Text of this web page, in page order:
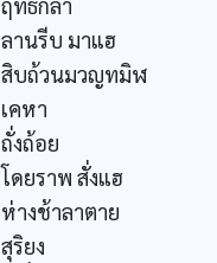
ลานรีบ มาแฮ
สิบถ้วนมวญทมิฬ
เคหา
ถั่งถ้อย
โดยราพ สั่งแฮ
ห่างช้าลาตาย
สุริยง